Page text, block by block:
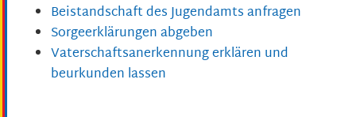
Beistandschaft des Jugendamts anfragen
Sorgeerklärungen abgeben
Vaterschaftsanerkennung erklären und
beurkunden lassen